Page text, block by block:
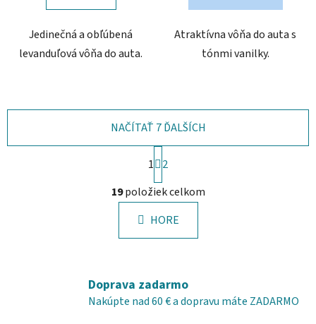
Jedinečná a obľúbená
levanduľová vôňa do auta.
Atraktívna vôňa do auta s
tónmi vanilky.
O
v
l
á
d
i
e
NAČÍTAŤ 7 ĎALŠÍCH
S
t
r
á
n
k
i
e
1
2
19položiek celkom
HORE
Doprava zadarmo
Nakúpte nad 60 € a dopravu máte ZADARMO